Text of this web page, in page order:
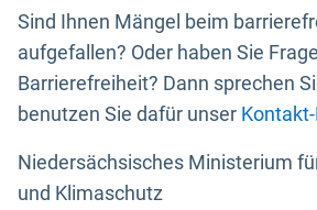
Sind Ihnen Mängel beim
aufgefallen? Oder haben Sie
Barrierefreiheit? Dann sprechen
benutzen Sie dafür unser
Niedersächsisches Ministerium
und Klimaschutz